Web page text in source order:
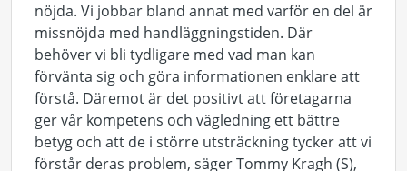
nöjda. Vi jobbar bland annat med varför en del är
missnöjda med handläggningstiden. Där
behöver vi bli tydligare med vad man kan
förvänta sig och göra informationen enklare att
förstå. Däremot är det positivt att företagarna
ger vår kompetens och vägledning ett bättre
betyg och att de i större utsträckning tycker att vi
förstår deras problem, säger Tommy Kragh (S),